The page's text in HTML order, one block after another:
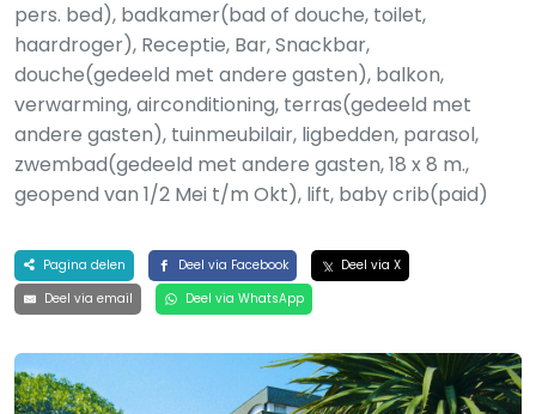
pers. bed), badkamer(bad of douche, toilet,
haardroger), Receptie, Bar, Snackbar,
douche(gedeeld met andere gasten), balkon,
verwarming, airconditioning, terras(gedeeld met
andere gasten), tuinmeubilair, ligbedden, parasol,
zwembad(gedeeld met andere gasten, 18 x 8 m.,
geopend van 1/2 Mei t/m Okt), lift, baby crib(paid)
Pagina delen Deel via Facebook
Deel via X
Deel via email
Deel via WhatsApp